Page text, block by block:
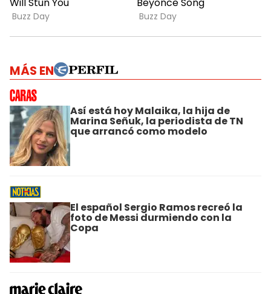
MÁS EN
Así está hoy Malaika, la hija de
Marina Señuk, la periodista de TN
que arrancó como modelo
El español Sergio Ramos recreó la
foto de Messi durmiendo con la
Copa